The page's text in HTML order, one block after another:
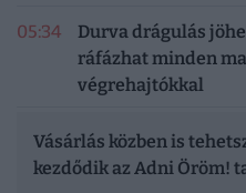
05:34
Durva drágulás
ráfázhat minden
végrehajtókkal
Vásárlás közben is
kezdődik az Adni Öröm!